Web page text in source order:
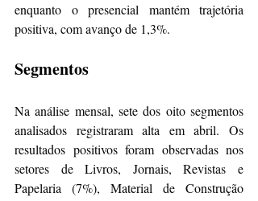
enquanto o presencial mantém trajetória
positiva, com avanço de 1,3%.
Segmentos
Na análise mensal, sete dos oito segmentos
analisados registraram alta em abril. Os
resultados positivos foram observadas nos
setores de Livros, Jornais, Revistas e
Papelaria (7%), Material de Construção